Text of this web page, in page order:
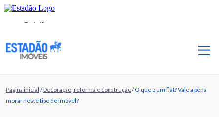
Página inicial /Decoração, reforma e construção/O que é um flat? Vale a pena
morar neste tipo de imóvel?